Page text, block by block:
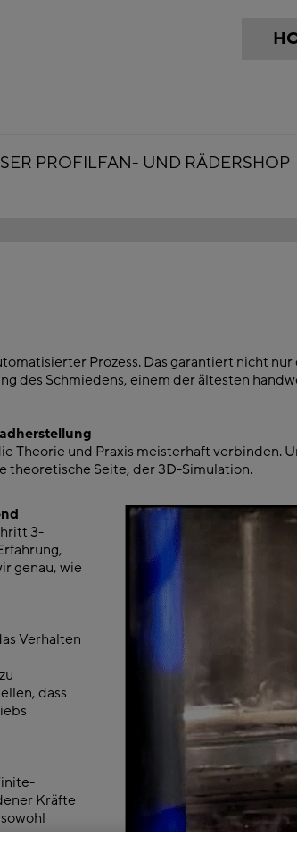
PROFILFAN- UND RÄDERSHOP
Prozess. Das garantiert nicht
des Schmiedens, einem der ältesten
Theorie und Praxis meisterhaft verbinden.
theoretische Seite, der 3D-Simulation.
3-
genau, wie
Verhalten
dass
Kräfte